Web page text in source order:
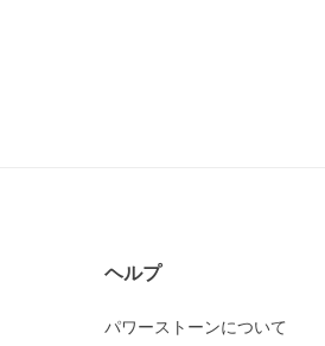
ヘルプ
パワーストーンについて